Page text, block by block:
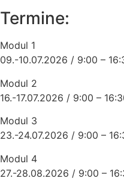
Termine:
Modul 1
09.-10.07.2026 / 9:00 –
Modul 2
16.-17.07.2026 / 9:00 –
Modul 3
23.-24.07.2026 / 9:00 –
Modul 4
27.-28.08.2026 / 9:00 –